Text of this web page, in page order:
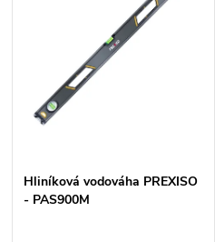
Hliníková vodováha PREXISO
- PAS900M